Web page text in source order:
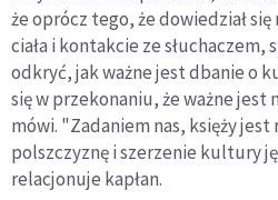
że oprócz tego, że dowiedział
ciała i kontakcie ze słuchaczem,
odkryć, jak ważne jest dbanie o
się w przekonaniu, że ważne jest
mówi. "Zadaniem nas, księży
polszczyznę i szerzenie kultury
relacjonuje kapłan.